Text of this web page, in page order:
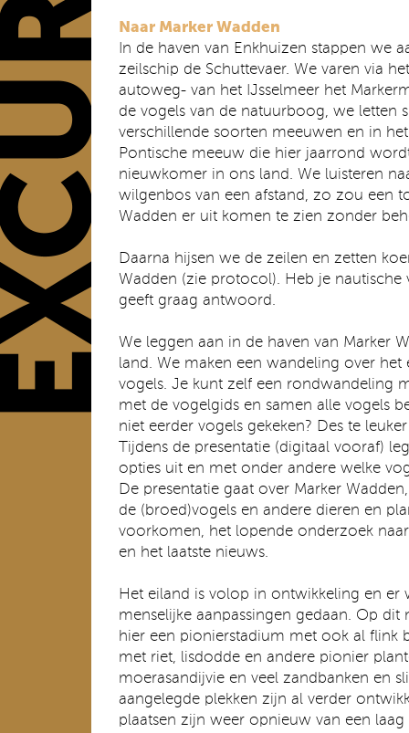
Naar Marker Wadden
In de haven van Enkhuizen stappen we
zeilschip de Schuttevaer. We varen via
autoweg- van het IJsselmeer het
de vogels van de natuurboog, we letten
verschillende soorten meeuwen en in
Pontische meeuw die hier jaarrond
nieuwkomer in ons land. We luisteren
wilgenbos van een afstand, zo zou een
Wadden er uit komen te zien zonder
Daarna hijsen we de zeilen en zetten
Wadden (zie protocol). Heb je nautische
geeft graag antwoord.
We leggen aan in de haven van Marker
land. We maken een wandeling over het
vogels. Je kunt zelf een rondwandeling
met de vogelgids en samen alle vogels
niet eerder vogels gekeken? Des te
Tijdens de presentatie (digitaal vooraf)
opties uit en met onder andere welke
De presentatie gaat over Marker
de (broed)vogels en andere dieren en
voorkomen, het lopende onderzoek
en het laatste nieuws.
Het eiland is volop in ontwikkeling en
menselijke aanpassingen gedaan. Op
hier een pionierstadium met ook al flink
met riet, lisdodde en andere pionier
moerasandijvie en veel zandbanken en
aangelegde plekken zijn al verder
plaatsen zijn weer opnieuw van een